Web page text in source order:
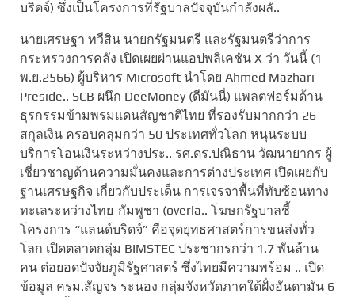
บริดจ์) ซึ่งเป็นโครงการที่รัฐบาลปัจจุบันกำลังผลั..
นายเศรษฐา ทวีสิน นายกรัฐมนตรี และรัฐมนตรีว่าการ
กระทรวงการคลัง เปิดเผยผ่านแอปพลิเคชัน X ว่า วันนี้ (1
พ.ย.2566) ผู้บริหาร Microsoft นำโดย Ahmed Mazhari –
Preside.. SCB ผนึก DeeMoney (ดีมันนี่) แพลตฟอร์มด้าน
ธุรกรรมข้ามพรมแดนสัญชาติไทย ที่รองรับมากกว่า 26
สกุลเงิน ครอบคลุมกว่า 50 ประเทศทั่วโลก หนุนระบบ
บริการโอนเงินระหว่างประ.. รศ.ดร.ปณิธาน วัฒนายากร ผู้
เชี่ยวชาญด้านความมั่นคงและการต่างประเทศ เปิดเผยกับ
ฐานเศรษฐกิจ เกี่ยวกับประเด็น การเจรจาพื้นที่ทับซ้อนทาง
ทะเลระหว่างไทย-กัมพูชา (overla.. โฆษกรัฐบาลชี้
โครงการ “แลนด์บริดจ์” คือจุดยุทธศาสตร์การขนส่งทั่ว
โลก เปิดตลาดกลุ่ม BIMSTEC ประชากรกว่า 1.7 พันล้าน
คน ต่อยอดปัจจัยภูมิรัฐศาสตร์ ซึ่งไทยมีความพร้อม .. เปิด
ข้อมูล ครม.สัญจร ระนอง กลุ่มจังหวัดภาคใต้ฝั่งอันดามัน 6